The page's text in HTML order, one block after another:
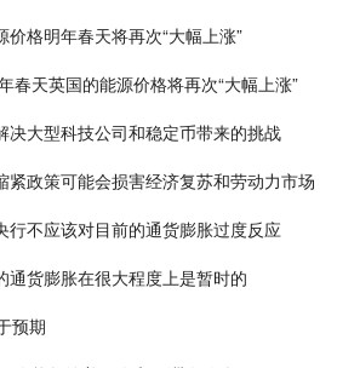
格明年春天将再次“大幅上涨”
春天英国的能源价格将再次“大幅上涨”
决大型科技公司和稳定币带来的挑战
紧政策可能会损害经济复苏和劳动力市场
行不应该对目前的通货膨胀过度反应
货膨胀在很大程度上是暂时的
预期